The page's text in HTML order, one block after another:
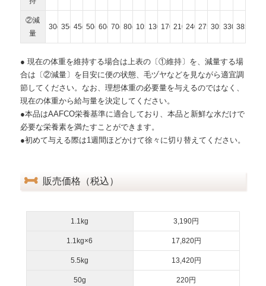
②減
量
30g 35g 45g 50g 60g 70g 80g 105g130g170g210g240g275g305g330g385g
● 現在の体重を維持する場合は上表の〔①維持〕を、減量する場
合は〔②減量〕を目安に便の状態、毛ヅヤなどを見ながら適宜調
節してください。なお、理想体重の必要量を与えるのではなく、
現在の体重から給与量を決定してください。
●本品はAAFCO栄養基準に適合しており、本品と新鮮な水だけで
必要な栄養素を満たすことができます。
●初めて与える際は1週間ほどかけて徐々に切り替えてください。
販売価格（税込）
1.1kg 3,190円
1.1kg×6 17,820円
5.5kg 13,420円
50g 220円